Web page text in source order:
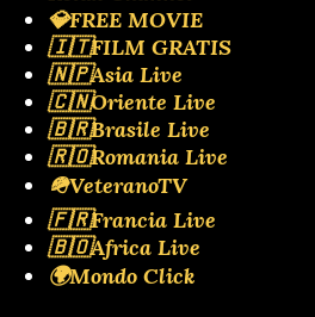
💎FREE MOVIE
🇮🇹FILM GRATIS
🇳🇵Asia Live
🇨🇳Oriente Live
🇧🇷Brasile Live
🇷🇴Romania Live
🪖VeteranoTV
🇫🇷Francia Live
🇧🇴Africa Live
🌍Mondo Click